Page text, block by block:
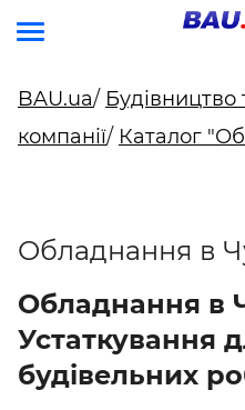
BAU.ua/ Будівництво
компанії/ Каталог
Обладнання в
Обладнання в
Устаткування
будівельних